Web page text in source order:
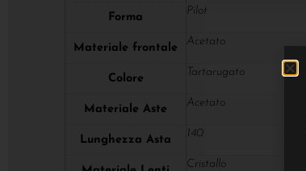
Forma
Pilot
Materiale frontale
Acetato
Colore
Tartarugato
Materiale Aste
Acetato
Lunghezza Asta
140
Cristallo